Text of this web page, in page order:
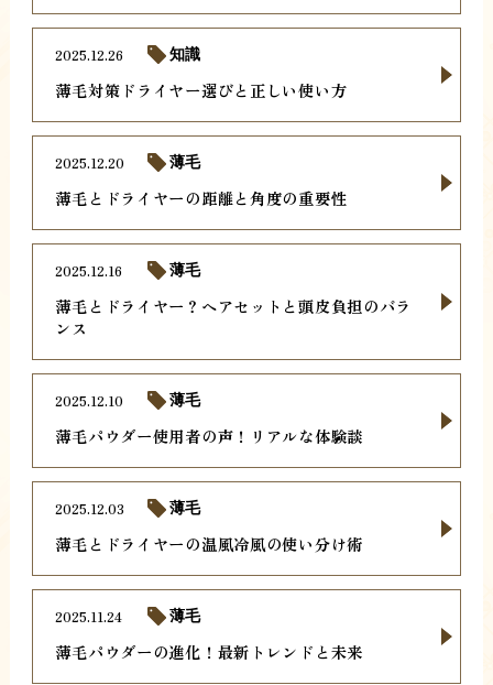
薄毛対策ドライヤー選びと正しい使い方
2025.12.26 知識
薄毛とドライヤーの距離と角度の重要性
2025.12.20 薄毛
薄毛とドライヤー？ヘアセットと頭皮負担のバラ
ンス
2025.12.16 薄毛
薄毛パウダー使用者の声！リアルな体験談
2025.12.10 薄毛
薄毛とドライヤーの温風冷風の使い分け術
2025.12.03 薄毛
薄毛パウダーの進化！最新トレンドと未来
2025.11.24 薄毛